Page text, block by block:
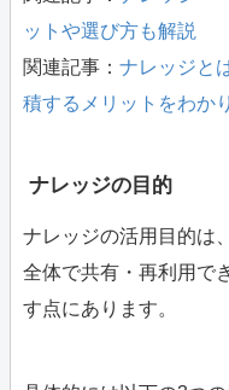
ットや選び方も解説
関連記事： ナレッジと
積するメリットをわか
ナレッジの目的
ナレッジの活用目的は
全体で共有・再利用で
す点にあります。